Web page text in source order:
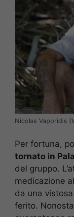
Nicolas Vaporidis
Per fortuna,
tornato in
del gruppo.
medicazione
da una vistosa
ferito.